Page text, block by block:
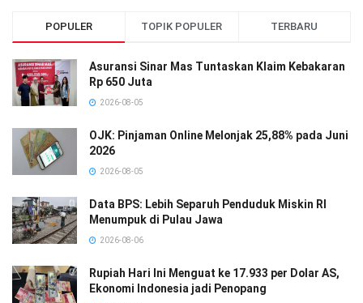
POPULER TOPIK POPULER TERBARU
Asuransi Sinar Mas Tuntaskan Klaim Kebakaran
Rp 650 Juta
2026-08-05
OJK: Pinjaman Online Melonjak 25,88% pada Juni
2026
2026-08-05
Data BPS: Lebih Separuh Penduduk Miskin RI
Menumpuk di Pulau Jawa
2026-08-06
Rupiah Hari Ini Menguat ke 17.933 per Dolar AS,
Ekonomi Indonesia jadi Penopang